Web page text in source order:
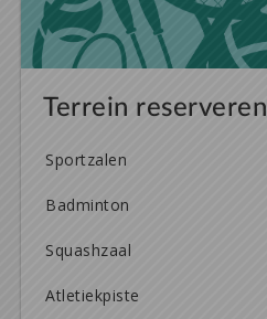
Terrein reserveren
Sportzalen
Badminton
Squashzaal
Atletiekpiste